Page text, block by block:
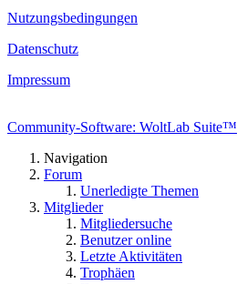
Nutzungsbedingungen
Datenschutz
Impressum
Community-Software: WoltLab Suite™
Navigation
Forum
Unerledigte Themen
Mitglieder
Mitgliedersuche
Benutzer online
Letzte Aktivitäten
Trophäen